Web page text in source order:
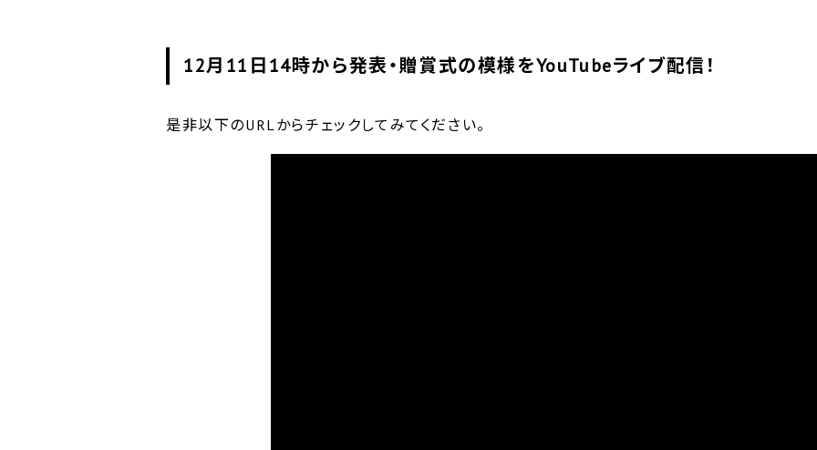
12月11日14時から発表・贈賞式の模様をYouTubeライブ配信！
是非以下のURLからチェックしてみてください。